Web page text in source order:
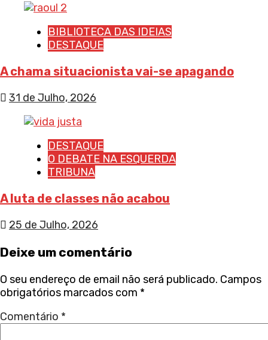
BIBLIOTECA DAS IDEIAS
DESTAQUE
A chama situacionista vai-se apagando
31 de Julho, 2026
DESTAQUE
O DEBATE NA ESQUERDA
TRIBUNA
A luta de classes não acabou
25 de Julho, 2026
Deixe um comentário
O seu endereço de email não será publicado. Campos
obrigatórios marcados com *
Comentário *